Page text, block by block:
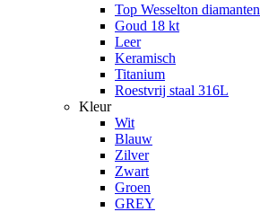
Top Wesselton diamanten
Goud 18 kt
Leer
Keramisch
Titanium
Roestvrij staal 316L
Kleur
Wit
Blauw
Zilver
Zwart
Groen
GREY